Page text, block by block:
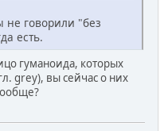
не говорили "без
есть.
гуманоида, которых
grey), вы сейчас о них